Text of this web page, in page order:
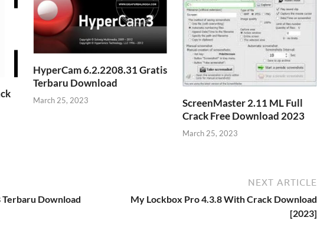
HyperCam 6.2.2208.31 Gratis
Terbaru Download
March 25, 2023
ScreenMaster 2.11 ML Full
Crack Free Download 2023
March 25, 2023
Download
NEXT ARTICLE
My Lockbox Pro 4.3.8 With Crack Download
[2023]